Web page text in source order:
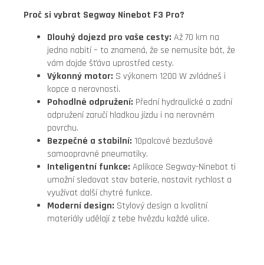
Proč si vybrat Segway Ninebot F3 Pro?
Dlouhý dojezd pro vaše cesty: Až 70 km na
jedno nabití – to znamená, že se nemusíte bát, že
vám dojde šťáva uprostřed cesty.
Výkonný motor: S výkonem 1200 W zvládneš i
kopce a nerovnosti.
Pohodlné odpružení: Přední hydraulické a zadní
odpružení zaručí hladkou jízdu i na nerovném
povrchu.
Bezpečné a stabilní: 10palcové bezdušové
samoopravné pneumatiky.
Inteligentní funkce: Aplikace Segway-Ninebot ti
umožní sledovat stav baterie, nastavit rychlost a
využívat další chytré funkce.
Moderní design: Stylový design a kvalitní
materiály udělají z tebe hvězdu každé ulice.